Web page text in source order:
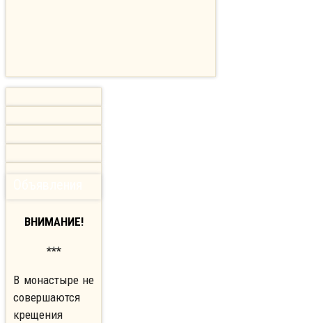
ВНИМАНИЕ!
***
В монастыре не
совершаются
крещения